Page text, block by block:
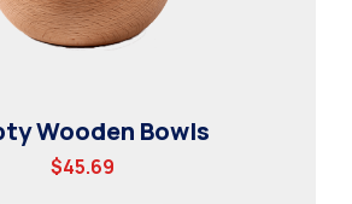
Wooden Bowls
$45.69